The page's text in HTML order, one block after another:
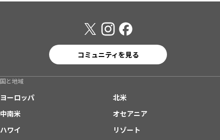
コミュニティを見る
国と地域
ヨーロッパ
北米
中南米
オセアニア
ハワイ
リゾート